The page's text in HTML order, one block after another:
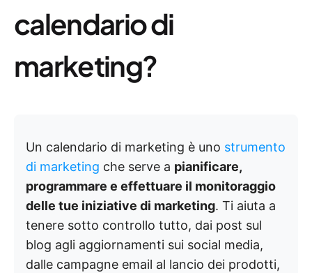
calendario di
marketing?
Un calendario di marketing è uno strumento
di marketing che serve a pianificare,
programmare e effettuare il monitoraggio
delle tue iniziative di marketing. Ti aiuta a
tenere sotto controllo tutto, dai post sul
blog agli aggiornamenti sui social media,
dalle campagne email al lancio dei prodotti,